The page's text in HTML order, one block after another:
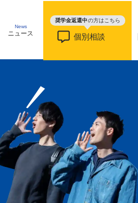
News
ニュース
奨学金返還中の方はこちら
個別相談